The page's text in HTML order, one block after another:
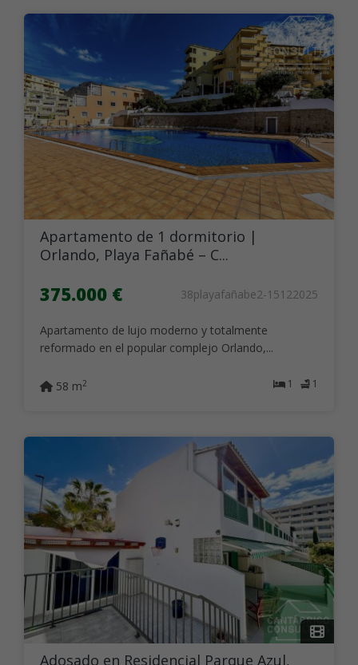
Apartamento de 1 dormitorio |
Orlando, Playa Fañabé – C...
375.000 € 38playafañabe2-15122025
Apartamento de lujo moderno y totalmente
reformado en el popular complejo Orlando,...
1 1
58 m2
Adosado en Residencial Parque Azul,